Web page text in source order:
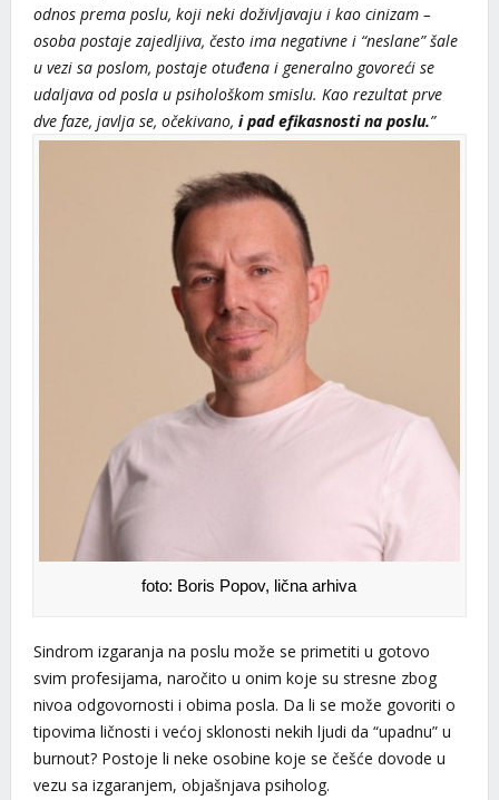
odnos prema poslu, koji neki doživljavaju i kao cinizam –
osoba postaje zajedljiva, često ima negativne i “neslane” šale
u vezi sa poslom, postaje otuđena i generalno govoreći se
udaljava od posla u psihološkom smislu. Kao rezultat prve
dve faze, javlja se, očekivano, i pad efikasnosti na poslu.”
foto: Boris Popov, lična arhiva
Sindrom izgaranja na poslu može se primetiti u gotovo
svim profesijama, naročito u onim koje su stresne zbog
nivoa odgovornosti i obima posla. Da li se može govoriti o
tipovima ličnosti i većoj sklonosti nekih ljudi da “upadnu” u
burnout? Postoje li neke osobine koje se češće dovode u
vezu sa izgaranjem, objašnjava psiholog.